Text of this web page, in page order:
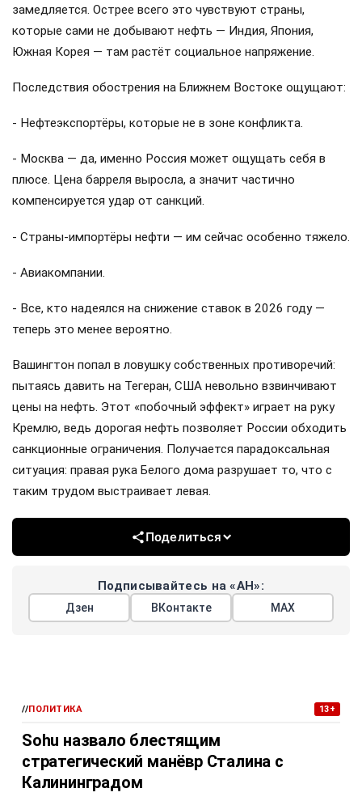
замедляется. Острее всего это чувствуют страны,
которые сами не добывают нефть — Индия, Япония,
Южная Корея — там растёт социальное напряжение.
Последствия обострения на Ближнем Востоке ощущают:
- Нефтеэкспортёры, которые не в зоне конфликта.
- Москва — да, именно Россия может ощущать себя в
плюсе. Цена барреля выросла, а значит частично
компенсируется удар от санкций.
- Страны-импортёры нефти — им сейчас особенно тяжело.
- Авиакомпании.
- Все, кто надеялся на снижение ставок в 2026 году —
теперь это менее вероятно.
Вашингтон попал в ловушку собственных противоречий:
пытаясь давить на Тегеран, США невольно взвинчивают
цены на нефть. Этот «побочный эффект» играет на руку
Кремлю, ведь дорогая нефть позволяет России обходить
санкционные ограничения. Получается парадоксальная
ситуация: правая рука Белого дома разрушает то, что с
таким трудом выстраивает левая.
Поделиться
Подписывайтесь на «АН»:
Дзен ВКонтакте МАХ
//ПОЛИТИКА 13+
Sohu назвало блестящим
стратегический манёвр Сталина с
Калининградом